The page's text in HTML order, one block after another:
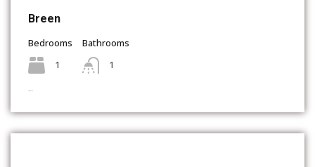
Breen
Bedrooms
1
Bathrooms
1